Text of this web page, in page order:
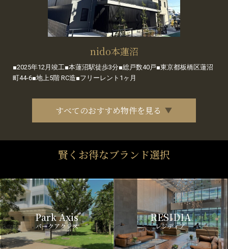
nido本蓮沼
■2025年12月竣工■本蓮沼駅徒歩3分■総戸数40戸■東京都板橋区蓮沼
町44-6■地上5階 RC造■フリーレント1ヶ月
すべてのおすすめ物件を見る
賢くお得なブランド選択
Park Axis
パークアクシス
RESIDIA
レジディア